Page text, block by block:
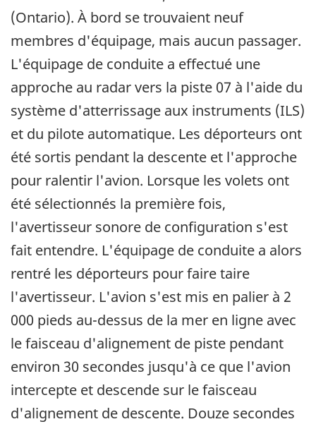
(Ontario). À bord se trouvaient neuf
membres d'équipage, mais aucun passager.
L'équipage de conduite a effectué une
approche au radar vers la piste 07 à l'aide du
système d'atterrissage aux instruments (ILS)
et du pilote automatique. Les déporteurs ont
été sortis pendant la descente et l'approche
pour ralentir l'avion. Lorsque les volets ont
été sélectionnés la première fois,
l'avertisseur sonore de configuration s'est
fait entendre. L'équipage de conduite a alors
rentré les déporteurs pour faire taire
l'avertisseur. L'avion s'est mis en palier à 2
000 pieds au-dessus de la mer en ligne avec
le faisceau d'alignement de piste pendant
environ 30 secondes jusqu'à ce que l'avion
intercepte et descende sur le faisceau
d'alignement de descente. Douze secondes